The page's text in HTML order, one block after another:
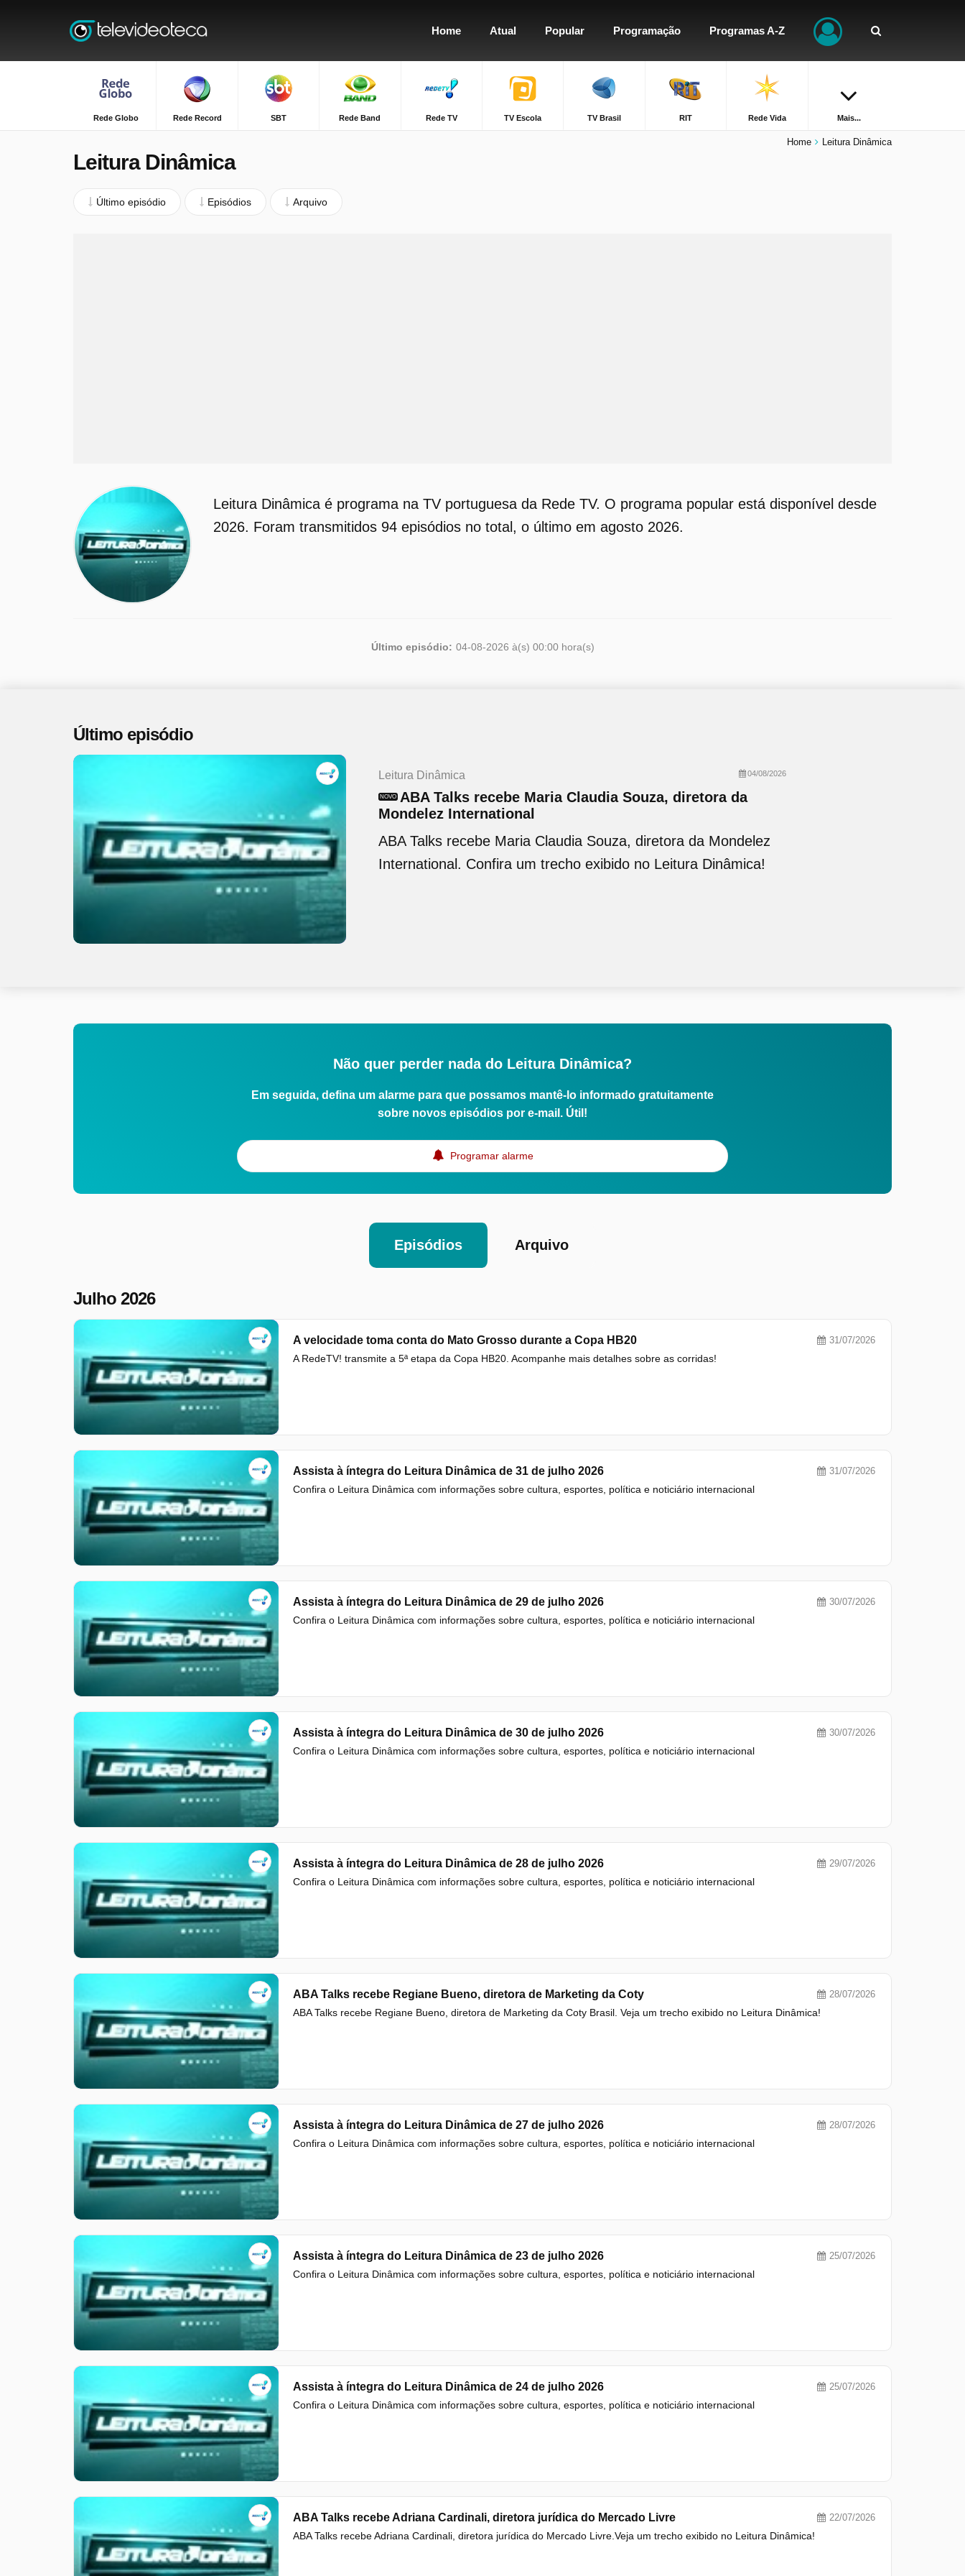
Home Atual Popular Programação Programas A-Z
Rede Globo Rede Record SBT Rede Band Rede TV TV Escola TV Brasil RIT Rede Vida Mais...
Home Leitura Dinâmica
Leitura Dinâmica
Último episódio Episódios Arquivo
Leitura Dinâmica é programa na TV portuguesa da Rede TV. O programa popular está disponível desde
2026. Foram transmitidos 94 episódios no total, o último em agosto 2026.
Último episódio: 04-08-2026 à(s) 00:00 hora(s)
Último episódio
Leitura Dinâmica 04/08/2026
NOVO
ABA Talks recebe Maria Claudia Souza, diretora da
Mondelez International
ABA Talks recebe Maria Claudia Souza, diretora da Mondelez
International. Confira um trecho exibido no Leitura Dinâmica!
Não quer perder nada do Leitura Dinâmica?
Em seguida, defina um alarme para que possamos mantê-lo informado gratuitamente
sobre novos episódios por e-mail. Útil!
Programar alarme
Episódios Arquivo
Julho 2026
A velocidade toma conta do Mato Grosso durante a Copa HB20 31/07/2026
A RedeTV! transmite a 5ª etapa da Copa HB20. Acompanhe mais detalhes sobre as corridas!
Assista à íntegra do Leitura Dinâmica de 31 de julho 2026 31/07/2026
Confira o Leitura Dinâmica com informações sobre cultura, esportes, política e noticiário internacional
Assista à íntegra do Leitura Dinâmica de 29 de julho 2026 30/07/2026
Confira o Leitura Dinâmica com informações sobre cultura, esportes, política e noticiário internacional
Assista à íntegra do Leitura Dinâmica de 30 de julho 2026 30/07/2026
Confira o Leitura Dinâmica com informações sobre cultura, esportes, política e noticiário internacional
Assista à íntegra do Leitura Dinâmica de 28 de julho 2026 29/07/2026
Confira o Leitura Dinâmica com informações sobre cultura, esportes, política e noticiário internacional
ABA Talks recebe Regiane Bueno, diretora de Marketing da Coty 28/07/2026
ABA Talks recebe Regiane Bueno, diretora de Marketing da Coty Brasil. Veja um trecho exibido no Leitura Dinâmica!
Assista à íntegra do Leitura Dinâmica de 27 de julho 2026 28/07/2026
Confira o Leitura Dinâmica com informações sobre cultura, esportes, política e noticiário internacional
Assista à íntegra do Leitura Dinâmica de 23 de julho 2026 25/07/2026
Confira o Leitura Dinâmica com informações sobre cultura, esportes, política e noticiário internacional
Assista à íntegra do Leitura Dinâmica de 24 de julho 2026 25/07/2026
Confira o Leitura Dinâmica com informações sobre cultura, esportes, política e noticiário internacional
ABA Talks recebe Adriana Cardinali, diretora jurídica do Mercado Livre 22/07/2026
ABA Talks recebe Adriana Cardinali, diretora jurídica do Mercado Livre.Veja um trecho exibido no Leitura Dinâmica!